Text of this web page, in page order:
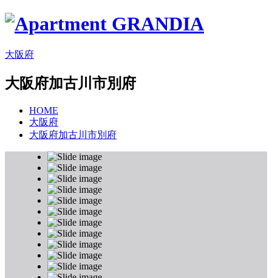
大阪府
大阪府加古川市別府
HOME
大阪府
大阪府加古川市別府